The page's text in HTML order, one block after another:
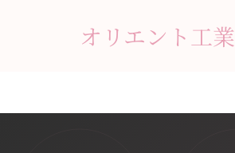
オリエント工業